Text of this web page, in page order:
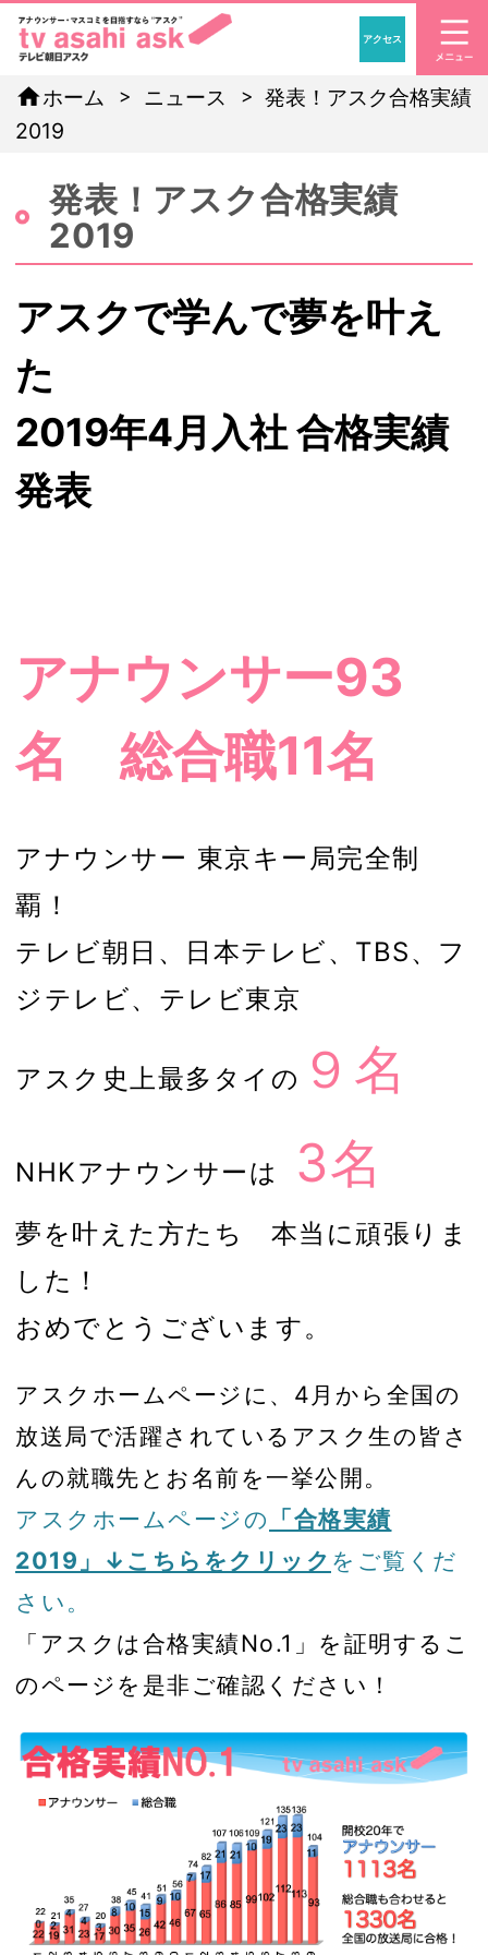
「アナウンサー・マ
アクセス
homeホーム ニュース
発表！アスク合格実績
2019
発表！アスク合格実績
2019
アスクで学んで夢を叶え
た
2019年4月入社 合格実績
発表
アナウンサー93
名 総合職11名
アナウンサー 東京キー局完全制
覇！
テレビ朝日、日本テレビ、TBS、フ
ジテレビ、テレビ東京
アスク史上最多タイの ９名
NHKアナウンサーは 3名
夢を叶えた方たち 本当に頑張りま
した！
おめでとうございます。
アスクホームページに、4月から全国の
放送局で活躍されているアスク生の皆さ
んの就職先とお名前を一挙公開。
アスクホームページの 「合格実績
2019」↓こちらをクリック をご覧くだ
さい。
「アスクは合格実績No.1」を証明するこ
のページを是非ご確認ください！